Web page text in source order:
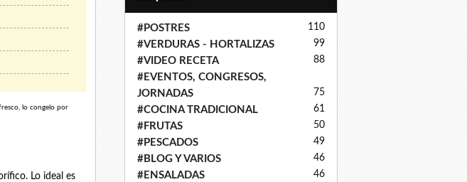
lo congelo por
Lo ideal es
#POSTRES 110
#VERDURAS - HORTALIZAS 99
#VIDEO RECETA 88
#EVENTOS, CONGRESOS,
JORNADAS
75
#COCINA TRADICIONAL 61
#FRUTAS 50
#PESCADOS 49
#BLOG Y VARIOS 46
#ENSALADAS 46